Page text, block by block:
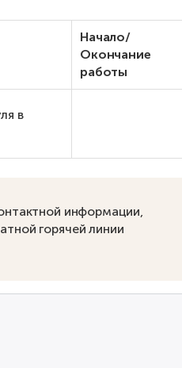
Начало/
Окончание
работы
в
информации,
горячей линии